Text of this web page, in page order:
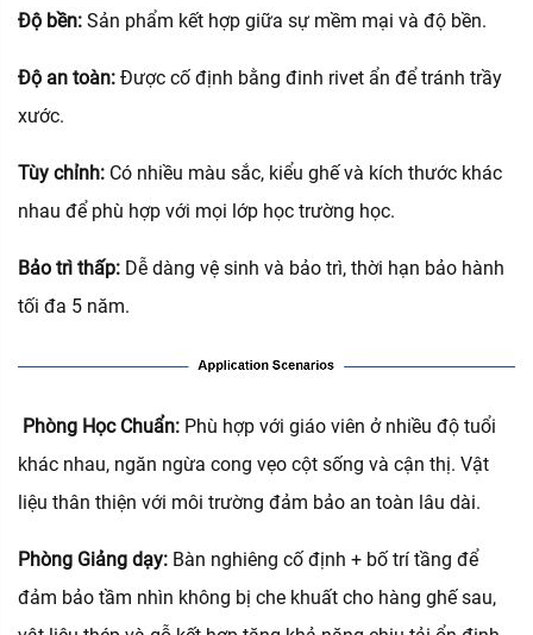
Độ bền: Sản phẩm kết hợp giữa sự mềm mại và độ bền.
Độ an toàn: Được cố định bằng đinh rivet ẩn để tránh trầy
xước.
Tùy chỉnh: Có nhiều màu sắc, kiểu ghế và kích thước khác
nhau để phù hợp với mọi lớp học trường học.
Bảo trì thấp: Dễ dàng vệ sinh và bảo trì, thời hạn bảo hành
tối đa 5 năm.
Phòng Học Chuẩn: Phù hợp với giáo viên ở nhiều độ tuổi
khác nhau, ngăn ngừa cong vẹo cột sống và cận thị. Vật
liệu thân thiện với môi trường đảm bảo an toàn lâu dài.
Phòng Giảng dạy: Bàn nghiêng cố định + bố trí tầng để
đảm bảo tầm nhìn không bị che khuất cho hàng ghế sau,